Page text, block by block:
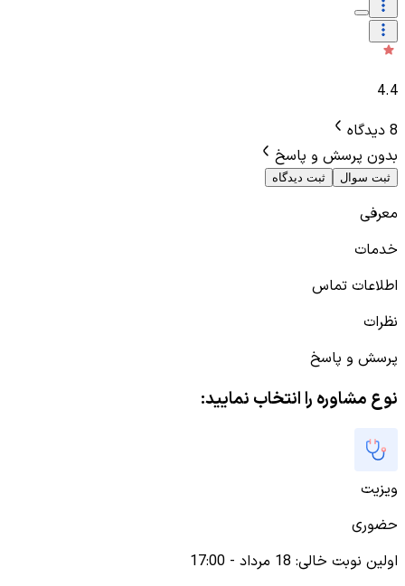
4.4
8 دیدگاه
بدون پرسش و پاسخ
ثبت سوال ثبت دیدگاه
معرفی
خدمات
اطلاعات تماس
نظرات
پرسش و پاسخ
نوع مشاوره را انتخاب نمایید:
ویزیت
حضوری
اولین نوبت خالی: